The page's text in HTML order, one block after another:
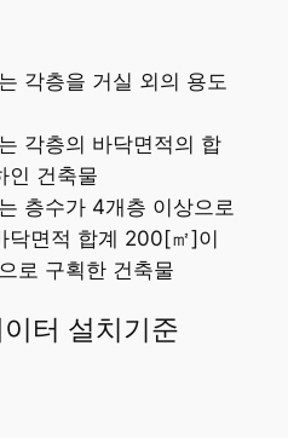
각층을 거실 외의 용도
각층의 바닥면적의 합
인 건축물
층수가 4개층 이상으로
닥면적 합계 200[㎡]이
로 구획한 건축물
터 설치기준